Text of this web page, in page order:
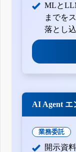
MLと
までを
落とし
AI Agent エ
業務委託
開示資